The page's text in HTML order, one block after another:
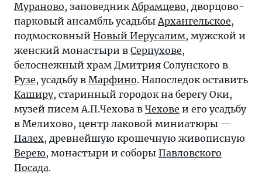
Мураново, заповедникАбрамцево, дворцово-
парковый ансамбль усадьбыАрхангельское,
подмосковный Новый Иерусалим, мужской и
женский монастыри в Серпухове,
белоснежный храм Дмитрия Солунского в
Рузе, усадьбу в Марфино. Напоследок оставить
Каширу, старинный городок на берегу Оки,
музей писем А.П.Чехова в Чехове и его усадьбу
в Мелихово, центр лаковой миниатюры —
Палех, древнейшую крошечную живописную
Верею, монастыри и соборы Павловского
Посада.